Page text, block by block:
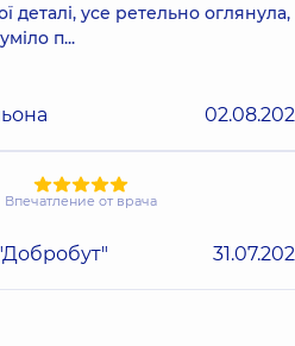
деталі, усе ретельно оглянула,
п...
Впечатление от врача